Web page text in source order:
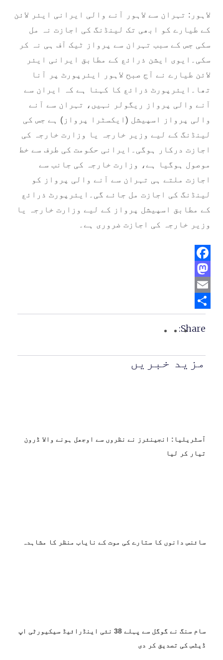
لاہور: تہران سے لاہور آنے والی ایرانی ایئر لائن
کے طیارے کو ابھی تک لینڈنگ کی اجازت نہ مل
سکی جس کے سبب تہران سے پرواز ٹیک آف ہی نہ کر
سکی۔ایوی ایشن ذرائع کے مطابق ایرانی ایئر
لائن طیارے نے آج صبح لاہور ایئرپورٹ پر آنا
تھا۔ایئرپورٹ ذرائع کا کہنا ہے کہ ایران سے
آنے والی پرواز ریگولر نہیں، تہران سے آنے
والی پرواز اسپیشل (ایکسٹرا پرواز) ہے جس کی
لینڈنگ کے لیے وزیر خارجہ یا وزارت خارجہ کی
اجازت درکار ہوگی۔ایرانی حکومت کی طرف سے خط
موصول ہوگیا ہے، وزارت خارجہ کی جانب سے
اجازت ملتے ہی تہران سے آنے والی پرواز کو
لینڈنگ کی اجازت مل جائے گی۔ایئرپورٹ ذرائع
کے مطابق اسپیشل پرواز کے لیے وزارت خارجہ یا
وزیر خارجہ کی اجازت ضروری ہے۔
Facebook
Mastodon
Email
Share
Share:
مزید خبریں
آسٹریلیا: انجینئرز نے نظروں سے اوجھل ہونے والا ڈرون
تیار کر لیا
سائنس دانوں کا ستارے کی موت کے نایاب منظر کا مشاہدہ
سام سنگ نے گوگل سے پہلے 38 نئی اینڈرائیڈ سیکیورٹی اپ
ڈیٹس کی تصدیق کر دی